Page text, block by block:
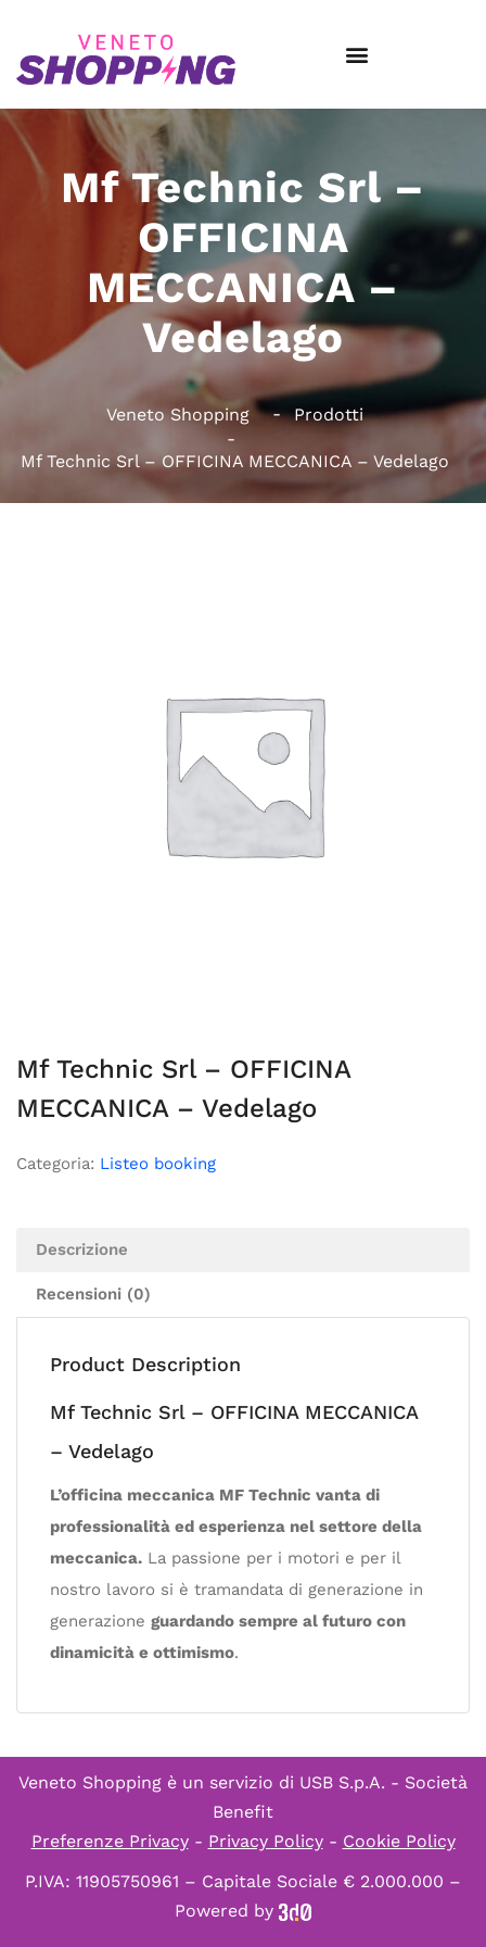
Mf Technic Srl –
OFFICINA
MECCANICA –
Vedelago
Veneto Shopping Prodotti
Mf Technic Srl – OFFICINA MECCANICA – Vedelago
Mf Technic Srl – OFFICINA
MECCANICA – Vedelago
Categoria: Listeo booking
Descrizione
Recensioni (0)
Product Description
Mf Technic Srl – OFFICINA MECCANICA
– Vedelago
L’officina meccanica MF Technic vanta di
professionalità ed esperienza nel settore della
meccanica. La passione per i motori e per il
nostro lavoro si è tramandata di generazione in
generazione guardando sempre al futuro con
dinamicità e ottimismo.
Veneto Shopping è un servizio di USB S.p.A. - Società
Benefit
Preferenze Privacy- Privacy Policy- Cookie Policy
P.IVA: 11905750961 – Capitale Sociale € 2.000.000 –
Powered by